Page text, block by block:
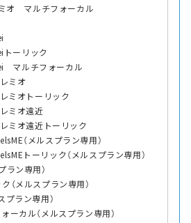
オ マルチフォーカル
ーリック
マルチフォーカル
ミオ
ミオトーリック
ミオ遠近
ミオ遠近トーリック
（メルスプラン専用）
トーリック（メルスプラン専用）
ラン専用）
（メルスプラン専用）
プラン専用）
ーカル（メルスプラン専用）